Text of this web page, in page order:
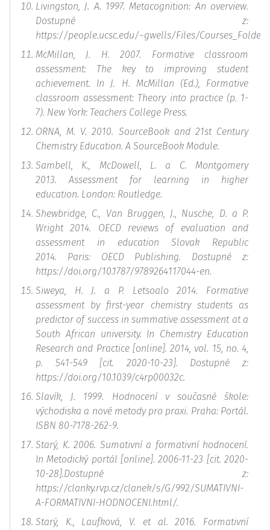
Livingston, J. A. 1997. Metacognition: An overview.
Dostupné z:
https://people.ucsc.edu/~gwells/Files/
McMillan, J. H. 2007. Formative classroom
assessment: The key to improving student
achievement. In J. H. McMillan (Ed.), Formative
classroom assessment: Theory into practice(p. 1-
7). New York: Teachers College Press.
ORNA, M. V. 2010. SourceBook and 21st Century
Chemistry Education. A SourceBook Module.
Sambell, K., McDowell, L. a C. Montgomery
2013. Assessment for learning in higher
education. London: Routledge.
Shewbridge, C., Van Bruggen, J., Nusche, D. a P.
Wright 2014. OECD reviews of evaluation and
assessment in education Slovak Republic
2014. Paris: OECD Publishing. Dostupné z:
https://doi.org/10.1787/9789264117044-en.
Siweya, H. J. a P. Letsoalo 2014. Formative
assessment by first-year chemistry students as
predictor of success in summative assessment at a
South African university. In Chemistry Education
Research and Practice [online]. 2014, vol. 15, no. 4,
p. 541-549 [cit. 2020-10-23]. Dostupné z:
https://doi.org/10.1039/c4rp00032c.
Slavík, J. 1999. Hodnocení v současné škole:
východiska a nové metody pro praxi. Praha: Portál.
ISBN 80-7178-262-9.
Starý, K. 2006. Sumativní a formativní hodnocení.
InMetodický portál[online]. 2006-11-23 [cit. 2020-
10-28].Dostupné z:
https://clanky.rvp.cz/clanek/s/G/992/SUMATIVNI-
A-FORMATIVNI-HODNOCENI.html/.
Starý, K., Laufková, V. et al. 2016. Formativní